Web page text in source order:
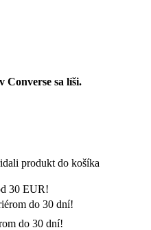
Converse sa líši.
produkt do košíka
30 EUR!
do 30 dní!
do 30 dní!